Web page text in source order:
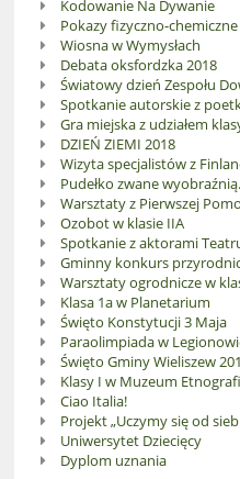
Kodowanie Na Dywanie
Pokazy fizyczno-chemiczne
Wiosna w Wymysłach
Debata oksfordzka 2018
Światowy dzień Zespołu
Spotkanie autorskie z
Gra miejska z udziałem
DZIEŃ ZIEMI 2018
Wizyta specjalistów z
Pudełko zwane
Warsztaty z Pierwszej
Ozobot w klasie IIA
Spotkanie z aktorami
Gminny konkurs
Warsztaty ogrodnicze w
Klasa 1a w Planetarium
Święto Konstytucji 3 Maja
Paraolimpiada w
Święto Gminy Wieliszew
Klasy I w Muzeum
Ciao Italia!
Projekt „Uczymy się od
Uniwersytet Dziecięcy
Dyplom uznania